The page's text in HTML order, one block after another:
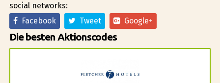
social networks:
Facebook
Tweet Google+
Die besten Aktionscodes